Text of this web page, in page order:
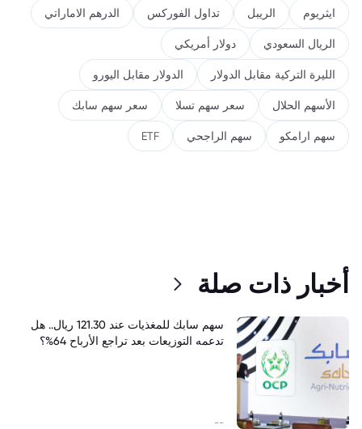
ايثريوم الريبل تداول الفوركس الدرهم الاماراتي
الريال السعودي دولار أمريكي
الليرة التركية مقابل الدولار الدولار مقابل اليورو
الأسهم الحلال سعر سهم تسلا سعر سهم سابك
سهم ارامكو سهم الراجحي ETF
أخبار ذات صلة
سهم سابك للمغذيات عند 121.30 ريال.. هل
تدعمه التوزيعات بعد تراجع الأرباح 64%؟
--